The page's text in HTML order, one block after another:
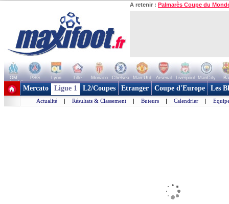
A retenir : Palmarès Coupe du
OM PSG Lyon Lille Monaco Chelsea Man Utd Arsenal Liverpool ManCity
+ de clubs
Mercato Ligue 1 L2/Coupes Etranger Coupe d'Europe Les
Actualité | Résultats & Classement | Buteurs | Calendrier |